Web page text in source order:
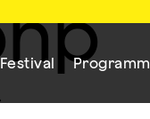
Festival Programm